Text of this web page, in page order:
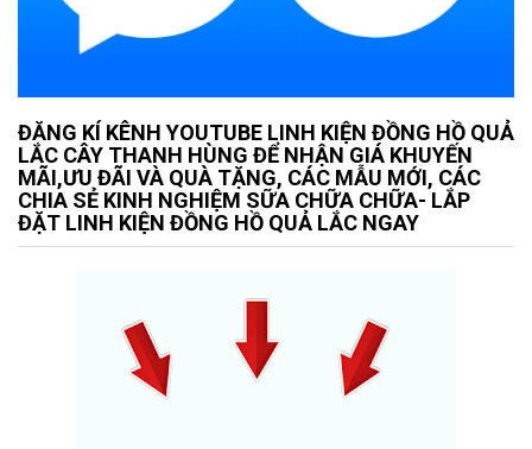
ĐĂNG KÍ KÊNH YOUTUBE LINH KIỆN ĐỒNG HỒ QUẢ
LẮC CÂY THANH HÙNG ĐỂ NHẬN GIÁ KHUYẾN
MÃI,ƯU ĐÃI VÀ QUÀ TẶNG, CÁC MẪU MỚI, CÁC
CHIA SẺ KINH NGHIỆM SỮA CHỮA CHỮA- LẮP
ĐẶT LINH KIỆN ĐỒNG HỒ QUẢ LẮC NGAY